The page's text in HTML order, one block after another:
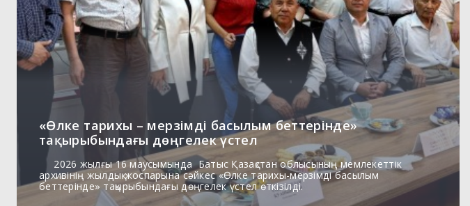
«Өлке тарихы – мерзімді басылым беттерінде»
тақырыбындағы дөңгелек үстел
2026 жылғы 16 маусымында Батыс Қазақстан облысының мемлекеттік
архивінің жылдық жоспарына сәйкес «Өлке тарихы-мерзімді басылым
беттерінде» тақырыбындағы дөңгелек үстел өткізілді.